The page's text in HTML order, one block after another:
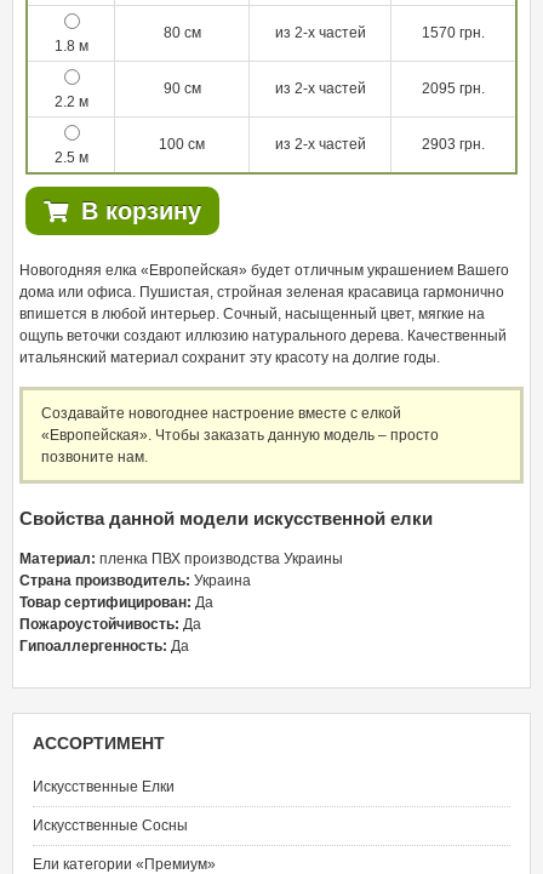
Новогодняя елка «Европейская» будет отличным украшением Вашего
дома или офиса. Пушистая, стройная зеленая красавица гармонично
впишется в любой интерьер. Сочный, насыщенный цвет, мягкие на
ощупь веточки создают иллюзию натурального дерева. Качественный
итальянский материал сохранит эту красоту на долгие годы.
Создавайте новогоднее настроение вместе с елкой
«Европейская». Чтобы заказать данную модель – просто
позвоните нам.
Свойства данной модели искусственной елки
Материал: пленка ПВХ производства Украины
Страна производитель: Украина
Товар сертифицирован: Да
Пожароустойчивость: Да
Гипоаллергенность: Да
1.8 м
80 см из 2-х частей 1570 грн.
2.2 м
90 см из 2-х частей 2095 грн.
2.5 м
100 см из 2-х частей 2903 грн.
В корзину
АССОРТИМЕНТ
Искусственные Елки
Искусственные Сосны
Ели категории «Премиум»